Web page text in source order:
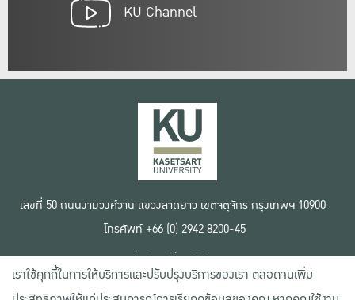
KU Channel
เลขที่ 50 ถนนงามวงศ์วาน แขวงลาดยาว เขตจตุจักร กรุงเทพฯ 10900
โทรศัพท์ +66 (0) 2942 8200-45
เงื่อนไขการใช้งานเว็บไซต์
ข้อตกลงด้านสิทธิ์ใช้งาน
นโยบายความเป็นส่วนตัว
เราใช้คุกกี้ในการให้บริการและปรับปรุงบริการของเรา ตลอดจนเพิ่ม